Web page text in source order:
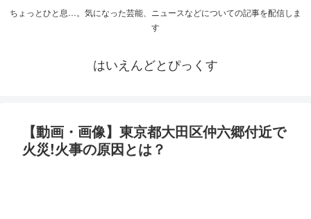
ちょっとひと息…。気になった芸能、ニュースなどについての記事を配信しま
す
はいえんどとぴっくす
【動画・画像】東京都大田区仲六郷付近で
火災!火事の原因とは？